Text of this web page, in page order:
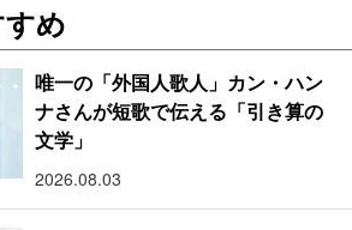
め
唯一の「外国人歌人」カン・ハン
ナさんが短歌で伝える「引き算の
文学」
2026.08.03